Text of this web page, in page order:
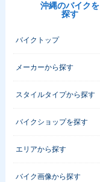
沖縄のバイクを
探す
バイクトップ
メーカーから探す
スタイルタイプから探す
バイクショップを探す
エリアから探す
バイク画像から探す